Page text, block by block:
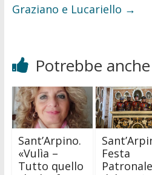
Graziano e Lucariello →
Potrebbe
Sant’Arpino.
«Vulìa –
Tutto quello
Festa